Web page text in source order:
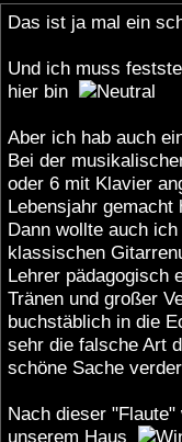
Das ist ja mal ein
Und ich muss
hier bin
Aber ich hab auch
Bei der
oder 6 mit Klavier
Lebensjahr gemacht
Dann wollte auch
klassischen
Lehrer pädagogisch
Tränen und großer
buchstäblich in die
sehr die falsche Art
schöne Sache
Nach dieser
unserem Haus